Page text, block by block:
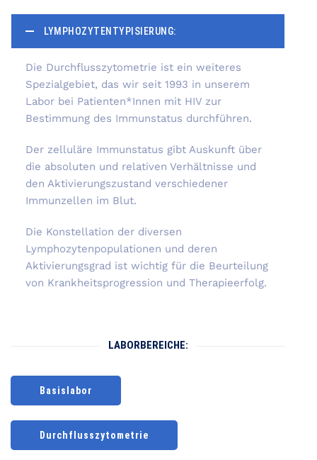
LYMPHOZYTENTYPISIERUNG:
Die Durchflusszytometrie ist ein weiteres
Spezialgebiet, das wir seit 1993 in unserem
Labor bei Patienten*Innen mit HIV zur
Bestimmung des Immunstatus durchführen.
Der zelluläre Immunstatus gibt Auskunft über
die absoluten und relativen Verhältnisse und
den Aktivierungszustand verschiedener
Immunzellen im Blut.
Die Konstellation der diversen
Lymphozytenpopulationen und deren
Aktivierungsgrad ist wichtig für die Beurteilung
von Krankheitsprogression und Therapieerfolg.
LABORBEREICHE:
Basislabor
Durchflusszytometrie